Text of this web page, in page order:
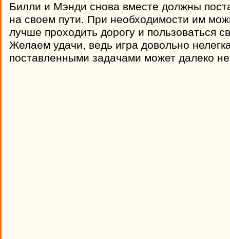
Билли и Мэнди снова вместе должны
на своем пути. При необходимости им
лучше проходить дорогу и пользоваться
Желаем удачи, ведь игра довольно
поставленными задачами может далеко